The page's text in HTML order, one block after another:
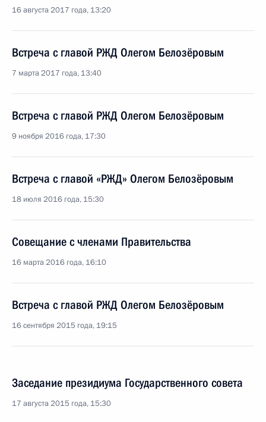
16 августа 2017 года, 13:20
Встреча с главой РЖД Олегом Белозёровым
7 марта 2017 года, 13:40
Встреча с главой РЖД Олегом Белозёровым
9 ноября 2016 года, 17:30
Встреча с главой «РЖД» Олегом Белозёровым
18 июля 2016 года, 15:30
Совещание с членами Правительства
16 марта 2016 года, 16:10
Встреча с главой РЖД Олегом Белозёровым
16 сентября 2015 года, 19:15
Заседание президиума Государственного совета
17 августа 2015 года, 15:30